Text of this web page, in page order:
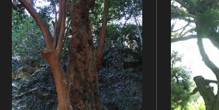
歌舞伎
音楽
その他
工芸技術
金工